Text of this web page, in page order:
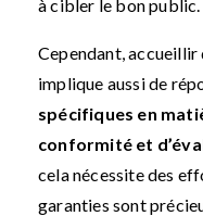
à cibler le bon public.
Cependant, accueillir
implique aussi de
spécifiques en
conformité et
cela nécessite des
garanties sont